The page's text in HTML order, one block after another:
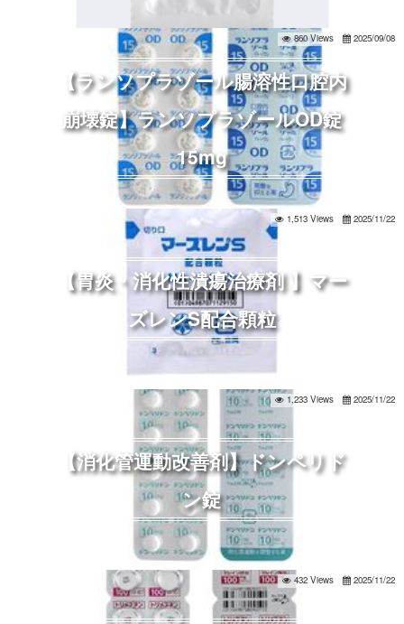
【ランソプラゾール腸溶性口腔内
崩壊錠】ランソプラゾールOD錠
15mg
860 Views 2025/09/08
【胃炎・消化性潰瘍治療剤 】マー
ズレンS配合顆粒
1,513 Views 2025/11/22
【消化管運動改善剤】ドンペリド
ン錠
1,233 Views 2025/11/22
432 Views 2025/11/22